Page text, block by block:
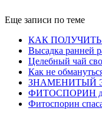
Еще записи по теме
КАК
Высадка ранней
Целебный чай
Как не
ЗНАМЕНИТЫЙ
ФИТОСПОРИН для
Фитоспорин